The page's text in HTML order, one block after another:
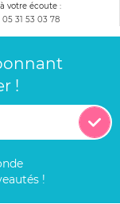
à votre écoute :
05 31 53 03 78
!
!